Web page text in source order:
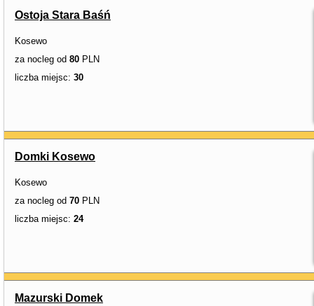
Ostoja Stara Baśń
Kosewo
za nocleg od 80 PLN
liczba miejsc: 30
Domki Kosewo
Kosewo
za nocleg od 70 PLN
liczba miejsc: 24
Mazurski Domek